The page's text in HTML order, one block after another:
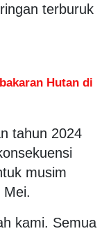
terburuk
Hutan di
tahun 2024
musim
Mei.
kami. Semua